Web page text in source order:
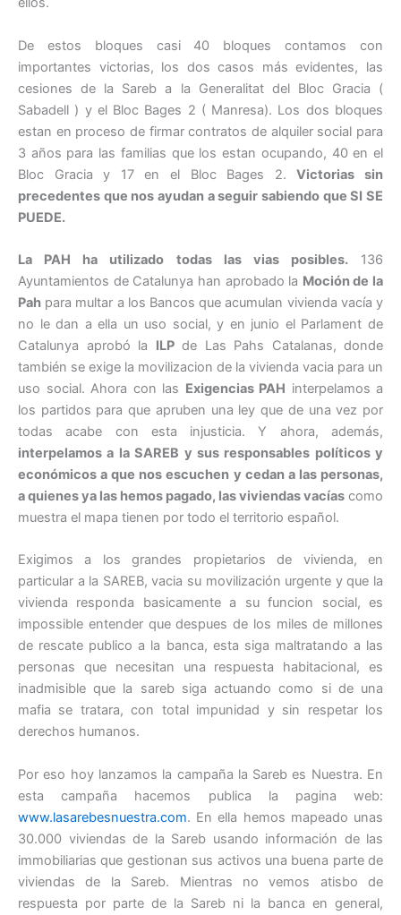
De estos bloques casi 40 bloques contamos con
importantes victorias, los dos casos más evidentes, las
cesiones de la Sareb a la Generalitat del Bloc Gracia (
Sabadell ) y el Bloc Bages 2 ( Manresa). Los dos bloques
estan en proceso de firmar contratos de alquiler social para
3 años para las familias que los estan ocupando, 40 en el
Bloc Gracia y 17 en el Bloc Bages 2.Victorias sin
precedentes que nos ayudan a seguir sabiendo que SI SE
PUEDE.
La PAH ha utilizado todas las vias posibles.136
Ayuntamientos de Catalunya han aprobado la Moción de la
Pah para multar a los Bancos que acumulan vivienda vacía y
no le dan a ella un uso social, y en junio el Parlament de
Catalunya aprobó la ILPde Las Pahs Catalanas, donde
también se exige la movilizacion de la vivienda vacia para un
uso social. Ahora con las Exigencias PAH interpelamos a
los partidos para que apruben una ley que de una vez por
todas acabe con esta injusticia. Y ahora, además,
interpelamos a la SAREB y sus responsables políticos y
económicos a que nos escuchen y cedan a las personas,
a quienes ya las hemos pagado, las viviendas vacías como
muestra el mapa tienen por todo el territorio español.
Exigimos a los grandes propietarios de vivienda, en
particular a la SAREB, vacia su movilización urgente y que la
vivienda responda basicamente a su funcion social, es
impossible entender que despues de los miles de millones
de rescate publico a la banca, esta siga maltratando a las
personas que necesitan una respuesta habitacional, es
inadmisible que la sareb siga actuando como si de una
mafia se tratara, con total impunidad y sin respetar los
derechos humanos.
Por eso hoy lanzamos la campaña la Sareb es Nuestra. En
esta campaña hacemos publica la pagina web:
www.lasarebesnuestra.com. En ella hemos mapeado unas
30.000 viviendas de la Sareb usando información de las
immobiliarias que gestionan sus activos una buena parte de
viviendas de la Sareb. Mientras no vemos atisbo de
respuesta por parte de la Sareb ni la banca en general,